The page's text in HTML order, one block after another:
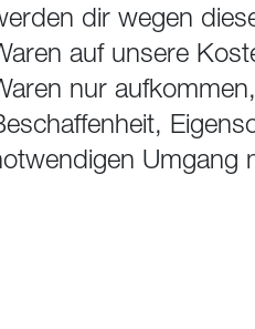
dir wegen
auf unsere
nur
Umgang